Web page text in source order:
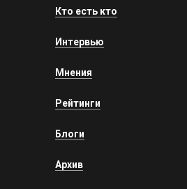
Кто есть кто
Интервью
Мнения
Рейтинги
Блоги
Архив